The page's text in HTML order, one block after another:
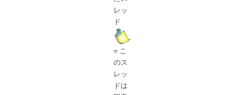
レッ
ド
= こ
のス
レッ
ドは